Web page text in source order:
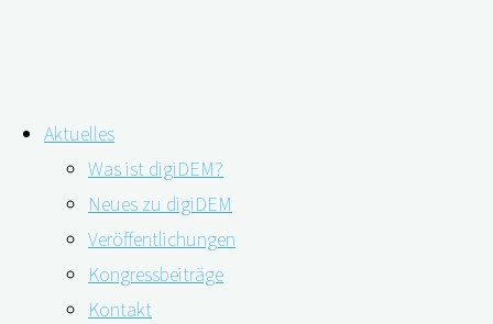
Inhalt
springen
Aktuelles
Was ist digiDEM?
Neues zu digiDEM
Veröffentlichungen
Kongressbeiträge
Kontakt
Serviceangebot aus Leidenschaft: der
digiDEM Bayern-Newsletter